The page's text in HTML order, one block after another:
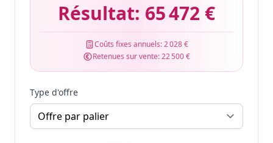
Résultat: 65 472 €
Coûts fixes annuels:2 028 €
Retenues sur vente:22 500 €
Type d'offre